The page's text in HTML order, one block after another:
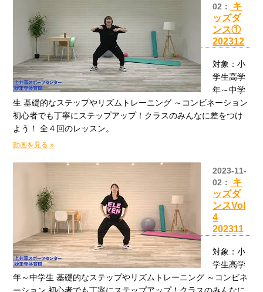
02：
キ
ッズダ
ンス①
202312
対象：小
学生高学
年～中学
生 基礎的なステップやリズムトレーニング ～コンビネーション
初心者でも丁寧にステップアップ！クラスのみんなに差をつけ
よう！ 全４回のレッスン。
動画を見る »
2023-11-
02：
キ
ッズダ
ンスVol
4
202311
対象：小
学生高学
年～中学生 基礎的なステップやリズムトレーニング ～コンビネ